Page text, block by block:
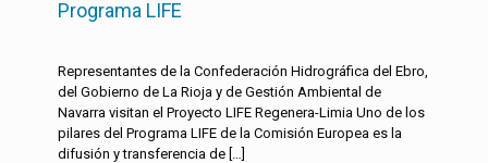
Programa LIFE
Representantes de la Confederación Hidrográfica del Ebro,
del Gobierno de La Rioja y de Gestión Ambiental de
Navarra visitan el Proyecto LIFE Regenera-Limia Uno de los
pilares del Programa LIFE de la Comisión Europea es la
difusión y transferencia de […]